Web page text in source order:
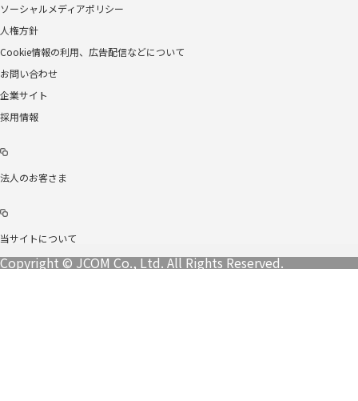
ソーシャルメディアポリシー
人権方針
Cookie情報の利用、広告配信などについて
お問い合わせ
企業サイト
採用情報
法人のお客さま
当サイトについて
Copyright © JCOM Co., Ltd. All Rights Reserved.